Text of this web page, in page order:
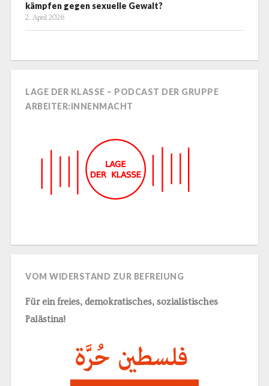
kämpfen gegen sexuelle Gewalt?
2. April 2026
LAGE DER KLASSE – PODCAST DER GRUPPE
ARBEITER:INNENMACHT
VOM WIDERSTAND ZUR BEFREIUNG
Für ein freies, demokratisches, sozialistisches
Palästina!